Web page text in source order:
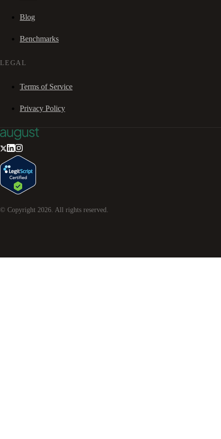
Blog
Benchmarks
LEGAL
Terms of Service
Privacy Policy
© Copyright 2026 . All rights reserved.